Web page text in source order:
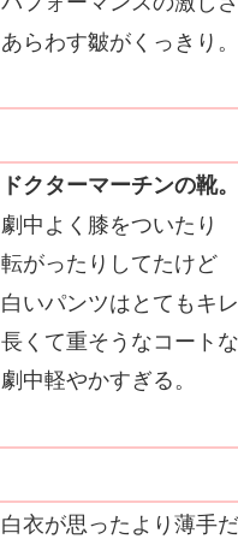
あらわす皺がくっきり。
ドクターマーチンの靴。
劇中よく膝をついたり
転がったりしてたけど
白いパンツはとてもキレ
長くて重そうなコート
劇中軽やかすぎる。
白衣が思ったより薄手だ